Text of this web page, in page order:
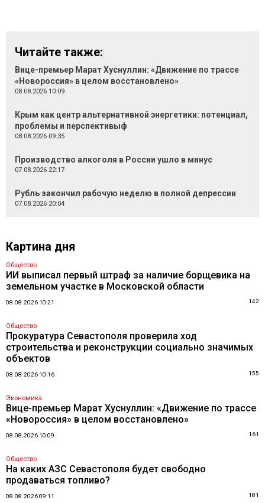
Читайте также:
Вице-премьер Марат Хуснуллин: «Движение по трассе
«Новороссия» в целом восстановлено»
08.08.2026 10:09
Крым как центр альтернативной энергетики: потенциал,
проблемы и перспективыф
08.08.2026 09:35
Производство алкоголя в России ушло в минус
07.08.2026 22:17
Рубль закончил рабочую неделю в полной депрессии
07.08.2026 20:04
Картина дня
Общество
ИИ выписал первый штраф за наличие борщевика на
земельном участке в Московской области
08.08.2026 10:21 142
Общество
Прокуратура Севастополя проверила ход
строительства и реконструкции социально значимых
объектов
08.08.2026 10:16 155
Экономика
Вице-премьер Марат Хуснуллин: «Движение по трассе
«Новороссия» в целом восстановлено»
08.08.2026 10:09 161
Общество
На каких АЗС Севастополя будет свободно
продаваться топливо?
08.08.2026 09:11 181